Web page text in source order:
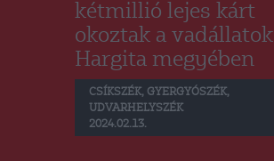
kétmillió lejes kárt
okoztak a vadállatok
Hargita megyében
CSÍKSZÉK, GYERGYÓSZÉK,
UDVARHELYSZÉK
2024.02.13.